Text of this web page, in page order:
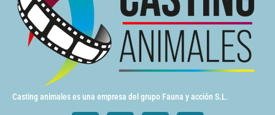
Casting animales es una empresa del grupo Fauna y acción S.L.